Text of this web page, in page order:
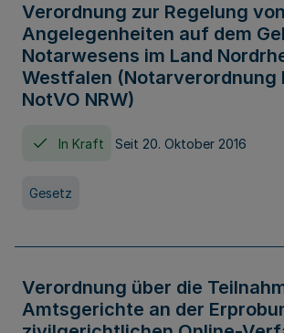
Verordnung zur Regelung von
Angelegenheiten auf dem
Notarwesens im Land
Westfalen (Notarverordnung
NotVO NRW)
In Kraft Seit 20. Oktober 2016
Gesetz
Verordnung über die
Amtsgerichte an der